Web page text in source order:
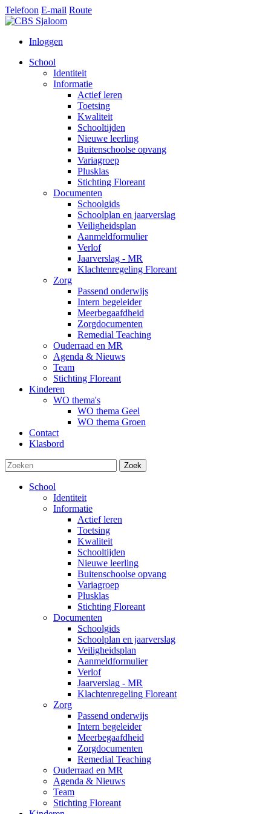
Telefoon E-mail Route
Inloggen
School
Identiteit
Informatie
Actief leren
Toetsing
Kwaliteit
Schooltijden
Nieuwe leerling
Buitenschoolse opvang
Variagroep
Plusklas
Stichting Floreant
Documenten
Schoolgids
Schoolplan en jaarverslag
Veiligheidsplan
Aanmeldformulier
Verlof
Jaarverslag - MR
Klachtenregeling Floreant
Zorg
Passend onderwijs
Intern begeleider
Meerbegaafdheid
Zorgdocumenten
Remedial Teaching
Ouderraad en MR
Agenda & Nieuws
Team
Stichting Floreant
Kinderen
WO thema's
WO thema Geel
WO thema Groen
Contact
Klasbord
Zoek
School
Identiteit
Informatie
Actief leren
Toetsing
Kwaliteit
Schooltijden
Nieuwe leerling
Buitenschoolse opvang
Variagroep
Plusklas
Stichting Floreant
Documenten
Schoolgids
Schoolplan en jaarverslag
Veiligheidsplan
Aanmeldformulier
Verlof
Jaarverslag - MR
Klachtenregeling Floreant
Zorg
Passend onderwijs
Intern begeleider
Meerbegaafdheid
Zorgdocumenten
Remedial Teaching
Ouderraad en MR
Agenda & Nieuws
Team
Stichting Floreant